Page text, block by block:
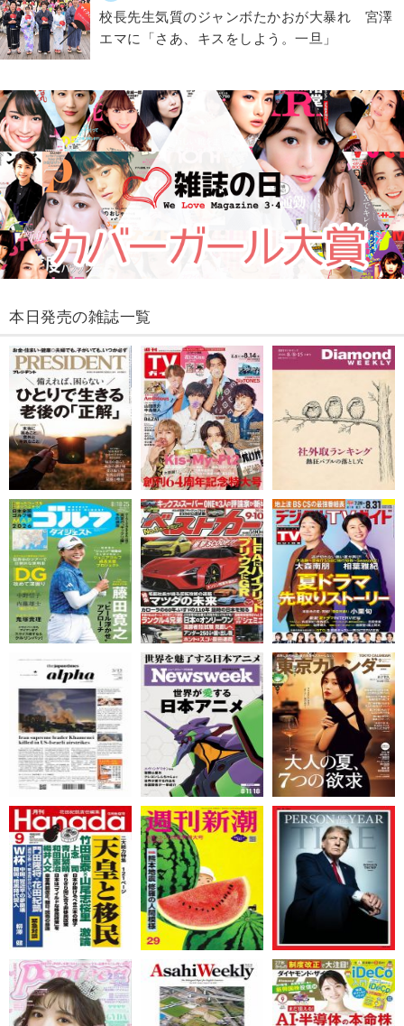
校長先生気質のジャンボたかおが大暴れ 宮澤
エマに「さあ、キスをしよう。一旦」
本日発売の雑誌一覧